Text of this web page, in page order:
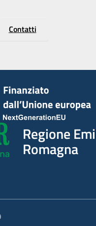
Contatti
Regione
Romagna